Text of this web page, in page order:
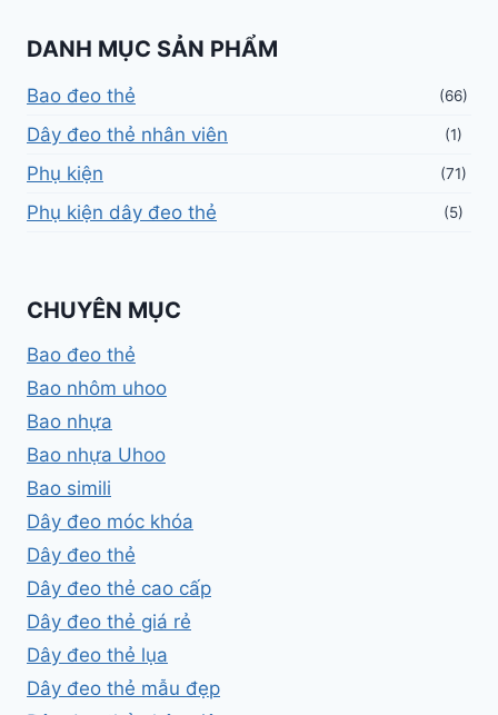
DANH MỤC SẢN PHẨM
Bao đeo thẻ (66)
Dây đeo thẻ nhân viên (1)
Phụ kiện (71)
Phụ kiện dây đeo thẻ (5)
CHUYÊN MỤC
Bao đeo thẻ
Bao nhôm uhoo
Bao nhựa
Bao nhựa Uhoo
Bao simili
Dây đeo móc khóa
Dây đeo thẻ
Dây đeo thẻ cao cấp
Dây đeo thẻ giá rẻ
Dây đeo thẻ lụa
Dây đeo thẻ mẫu đẹp